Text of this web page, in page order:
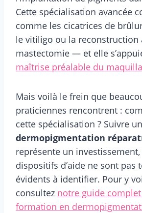
Cette spécialisation avancée
comme les cicatrices de
le vitiligo ou la reconstruction
mastectomie — et elle
maîtrise préalable du
Mais voilà le frein que
praticiennes rencontrent :
cette spécialisation ? Suivre
dermopigmentation
représente un investissement,
dispositifs d’aide ne sont pas
évidents à identifier. Pour y
consultez notre guide
formation en